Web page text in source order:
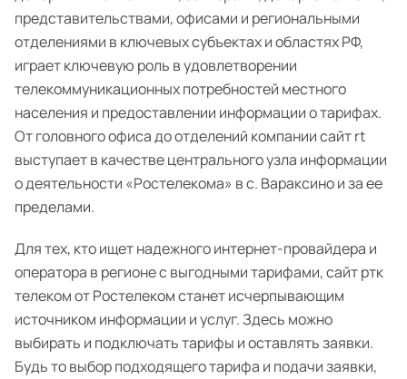
представительствами, офисами и региональными
отделениями в ключевых субъектах и областях РФ,
играет ключевую роль в удовлетворении
телекоммуникационных потребностей местного
населения и предоставлении информации о тарифах.
От головного офиса до отделений компании сайт rt
выступает в качестве центрального узла информации
о деятельности «Ростелекома» в с. Вараксино и за ее
пределами.
Для тех, кто ищет надежного интернет-провайдера и
оператора в регионе с выгодными тарифами, сайт ртк
телеком от Ростелеком станет исчерпывающим
источником информации и услуг. Здесь можно
выбирать и подключать тарифы и оставлять заявки.
Будь то выбор подходящего тарифа и подачи заявки,